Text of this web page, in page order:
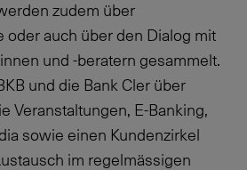
zudem über
oder auch über den Dialog mit
und -beratern gesammelt.
und die Bank Cler über
Veranstaltungen, E-Banking,
sowie einen Kundenzirkel
im regelmässigen